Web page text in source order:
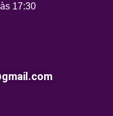
17:30